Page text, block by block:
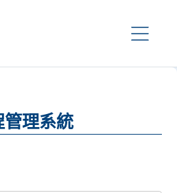
理系統